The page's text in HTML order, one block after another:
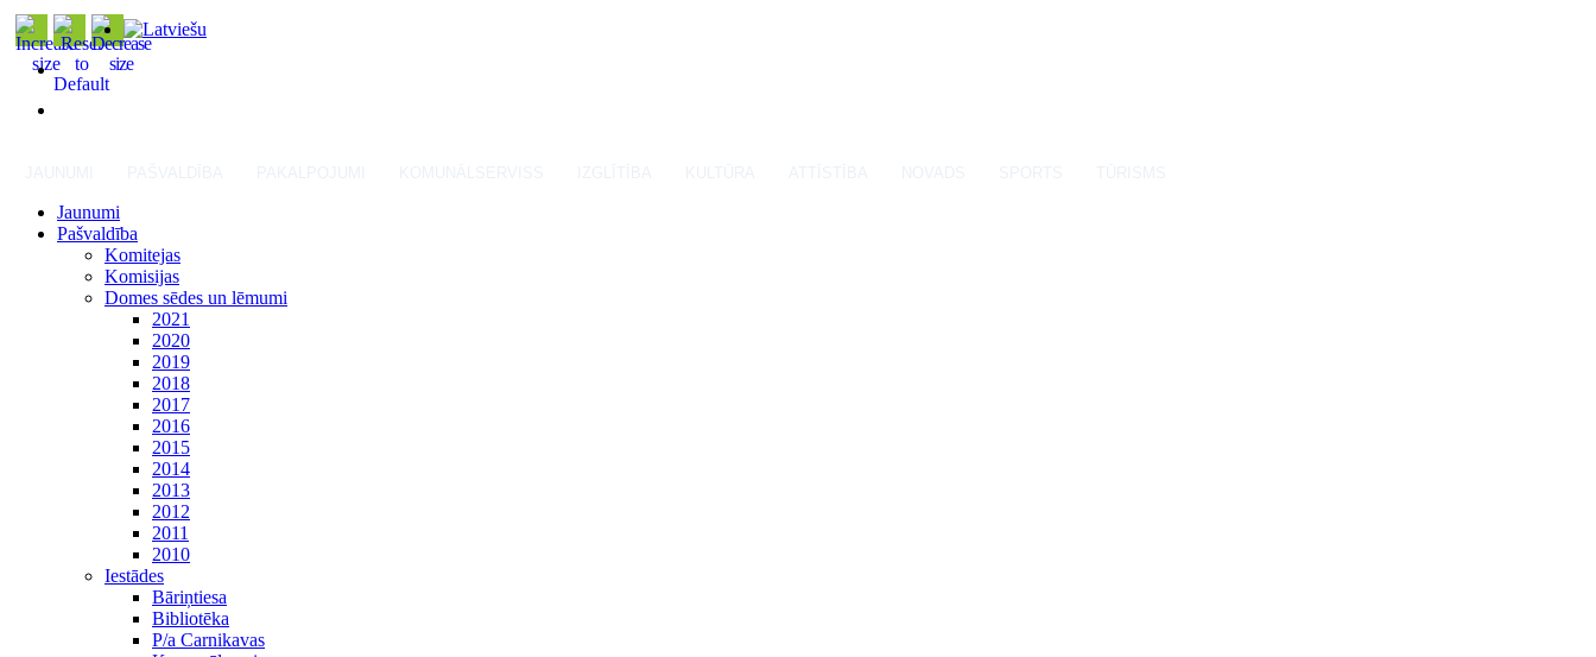
Jaunumi
Pašvaldība
Komitejas
Komisijas
Domes sēdes un lēmumi
2021
2020
2019
2018
2017
2016
2015
2014
2013
2012
2011
2010
Iestādes
Bāriņtiesa
Bibliotēka
P/a Carnikavas